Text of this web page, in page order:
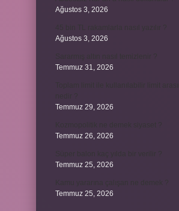
Ağustos 3, 2026
Ağustos 3, 2026
Temmuz 31, 2026
Temmuz 29, 2026
Temmuz 26, 2026
Temmuz 25, 2026
Temmuz 25, 2026